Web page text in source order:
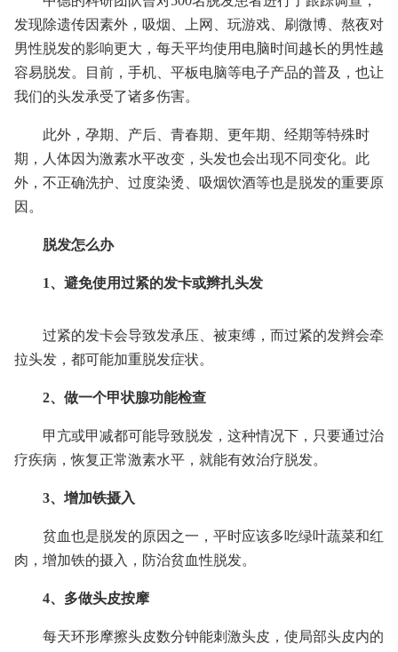
发现除遗传因素外，吸烟、上网、玩游戏、刷微博、熬夜对
男性脱发的影响更大，每天平均使用电脑时间越长的男性越
容易脱发。目前，手机、平板电脑等电子产品的普及，也让
我们的头发承受了诸多伤害。
此外，孕期、产后、青春期、更年期、经期等特殊时
期，人体因为激素水平改变，头发也会出现不同变化。此
外，不正确洗护、过度染烫、吸烟饮酒等也是脱发的重要原
因。
脱发怎么办
1、避免使用过紧的发卡或辫扎头发
过紧的发卡会导致发承压、被束缚，而过紧的发辫会牵
拉头发，都可能加重脱发症状。
2、做一个甲状腺功能检查
甲亢或甲减都可能导致脱发，这种情况下，只要通过治
疗疾病，恢复正常激素水平，就能有效治疗脱发。
3、增加铁摄入
贫血也是脱发的原因之一，平时应该多吃绿叶蔬菜和红
肉，增加铁的摄入，防治贫血性脱发。
4、多做头皮按摩
每天环形摩擦头皮数分钟能刺激头皮，使局部头皮内的